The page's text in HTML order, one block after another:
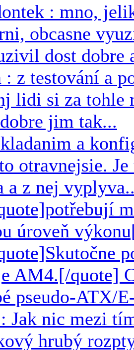
: mno,
obcasne
dost dobre
z testování a
lidi si za tohle
jim tak...
a
otravnejsie.
a z nej
úroveň
AM4.[/quote]
pseudo-ATX/
Jak nic mezi
hrubý